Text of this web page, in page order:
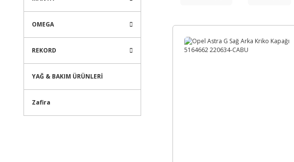
OMEGA
REKORD
YAĞ & BAKIM ÜRÜNLERİ
Zafira